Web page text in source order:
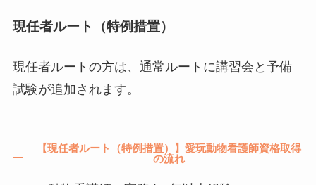
現任者ルート（特例措置）
現任者ルートの方は、通常ルートに講習会と予備
試験が追加されます。
【現任者ルート（特例措置）】愛玩動物看護師資格取得
の流れ